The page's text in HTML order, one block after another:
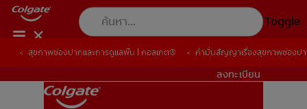
Toggle
ลงทะเบียน
สุขภาพช่องปากและการดูแลฟัน | คอลเกต® คำมั่นสัญญาเรื่องสุขภาพช่องป
สุขภาพช่องปากและการดูแลฟัน | คอลเกต® คำมั่นสัญญาเรื่องสุขภาพช่องป